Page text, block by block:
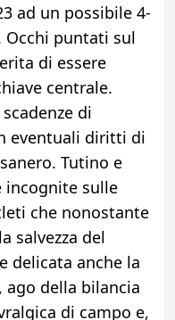
ad un possibile 4-
Occhi puntati sul
di essere
centrale.
di
eventuali diritti di
Tutino e
sulle
che nonostante
salvezza del
delicata anche la
ago della bilancia
di campo e,